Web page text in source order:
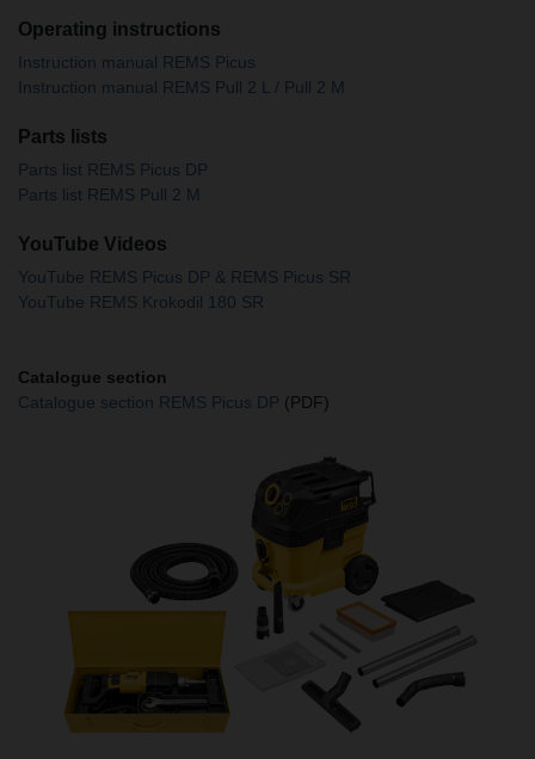
Operating instructions
Instruction manual REMS Picus
Instruction manual REMS Pull 2 L / Pull 2 M
Parts lists
Parts list REMS Picus DP
Parts list REMS Pull 2 M
YouTube Videos
YouTube REMS Picus DP & REMS Picus SR
YouTube REMS Krokodil 180 SR
Catalogue section
Catalogue section REMS Picus DP (PDF)